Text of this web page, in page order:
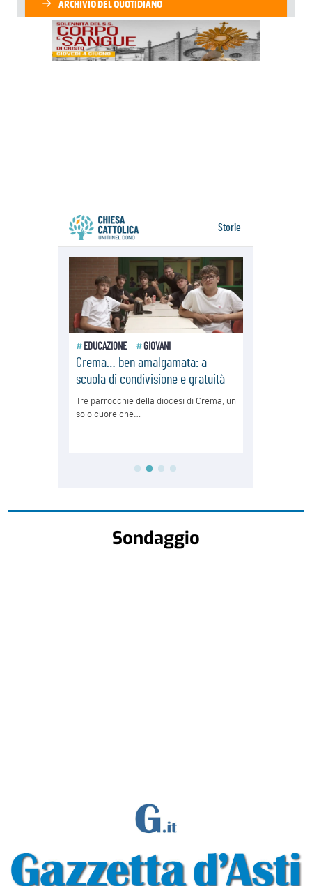
Sondaggio